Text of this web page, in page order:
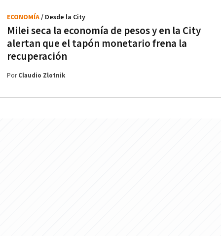
Milei seca la economía de pesos y en la City
alertan que el tapón monetario frena la
recuperación
ECONOMÍA/ Desde la City
PorClaudio Zlotnik